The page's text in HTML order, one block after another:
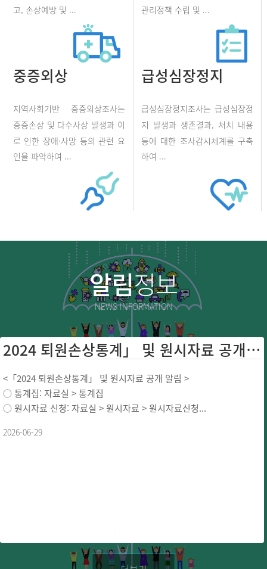
고, 손상예방 및 ...
관리정책 수립 및 ...
중증외상
지역사회기반 중증외상조사는
중증손상 및 다수사상 발생과 이
로 인한 장애·사망 등의 관련 요
인을 파악하여 ...
급성심장정지
급성심장정지조사는 급성심장정
지 발생과 생존결과, 처치 내용
등에 대한 조사감시체계를 구축
하여 ...
알림정보
NEWS INFORMATION
2024 퇴원손상통계」 및 원시자료 공개 ...
<「2024 퇴원손상통계」 및 원시자료 공개 알림 >
○ 통계집: 자료실 > 통계집
○ 원시자료 신청: 자료실 > 원시자료 > 원시자료신청...
2026-06-29